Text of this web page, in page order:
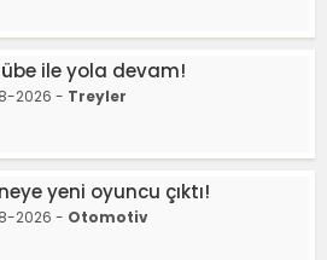
ile yola devam!
2026 - Treyler
yeni oyuncu çıktı!
2026 - Otomotiv